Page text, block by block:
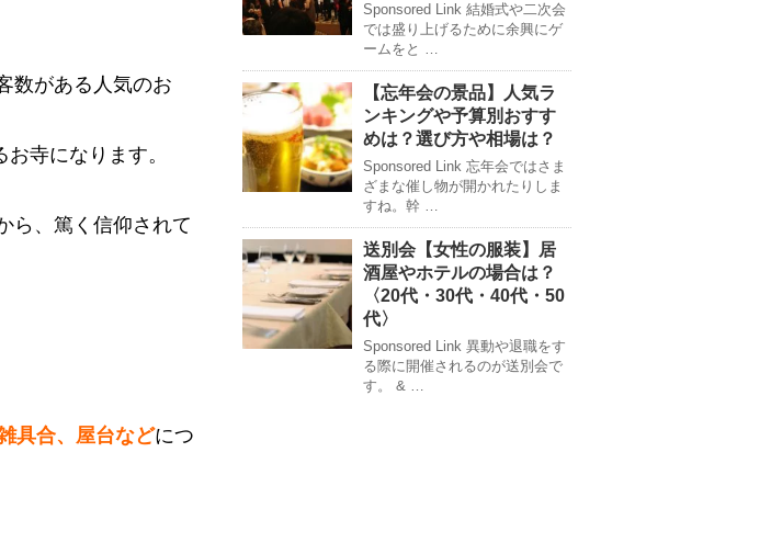
数がある人気のお
寺になります。
ら、篤く信仰されて
具合、屋台などにつ
Sponsored Link 結婚式や二次会
では盛り上げるために余興にゲ
ームをと …
【忘年会の景品】人気ラ
ンキングや予算別おすす
めは？選び方や相場は？
Sponsored Link 忘年会ではさま
ざまな催し物が開かれたりしま
すね。幹 …
送別会【女性の服装】居
酒屋やホテルの場合は？
〈20代・30代・40代・50
代〉
Sponsored Link 異動や退職をす
る際に開催されるのが送別会で
す。 & …